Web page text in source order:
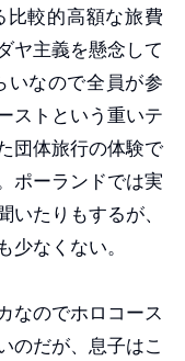
比較的高額な旅費
ヤ主義を懸念して
いなので全員が参
ストという重いテ
団体旅行の体験で
ポーランドでは実
いたりもするが、
少なくない。
なのでホロコース
のだが、息子はこ